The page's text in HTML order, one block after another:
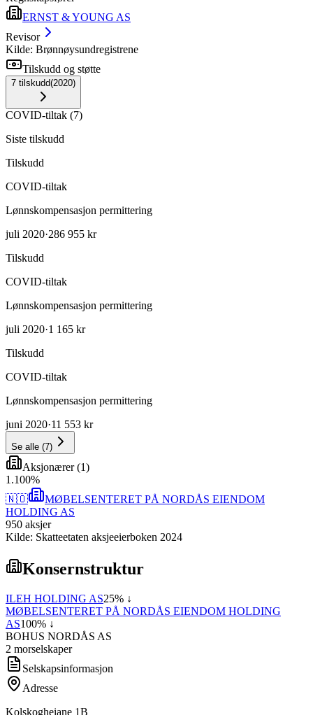
ERNST & YOUNG AS
Revisor
Kilde: Brønnøysundregistrene
Tilskudd og støtte
7 tilskudd(2020)
COVID-tiltak (7)
Siste tilskudd
Tilskudd
COVID-tiltak
Lønnskompensasjon permittering
juli 2020·286 955 kr
Tilskudd
COVID-tiltak
Lønnskompensasjon permittering
juli 2020·1 165 kr
Tilskudd
COVID-tiltak
Lønnskompensasjon permittering
juni 2020·11 553 kr
Se alle (7)
Aksjonærer(1)
1 .100%
🇳🇴
MØBELSENTERET PÅ NORDÅS EIENDOM
HOLDING AS
950 aksjer
Kilde: Skatteetaten aksjeeierboken 2024
Konsernstruktur
ILEH HOLDING AS25% ↓
MØBELSENTERET PÅ NORDÅS EIENDOM HOLDING
AS100% ↓
BOHUS NORDÅS AS
2 morselskaper
Selskapsinformasjon
Adresse
Kolskogheiane 1B